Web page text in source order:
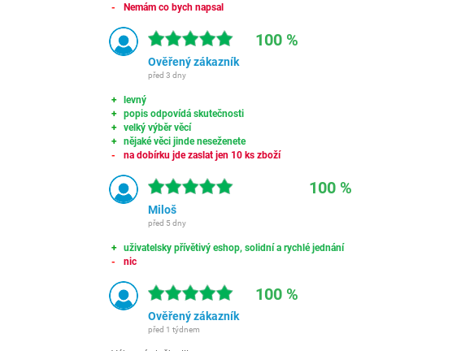
Nemám co bych napsal
100 %
Ověřený zákazník
před 3 dny
levný
popis odpovídá skutečnosti
velký výběr věcí
nějaké věci jinde neseženete
na dobírku jde zaslat jen 10 ks zboží
100 %
Miloš
před 5 dny
uživatelsky přívětivý eshop, solidní a rychlé jednání
nic
100 %
Ověřený zákazník
před 1 týdnem